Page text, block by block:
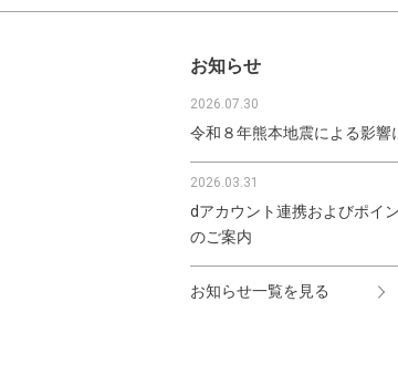
お知らせ
2026.07.30
令和８年熊本地震による影響
2026.03.31
dアカウント連携およびポイ
のご案内
お知らせ一覧を見る